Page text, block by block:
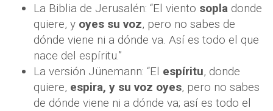
La Biblia de Jerusalén: “El viento sopla donde
quiere, y oyes su voz, pero no sabes de
dónde viene ni a dónde va. Así es todo el que
nace del espíritu.”
La versión Jünemann: “El espíritu, donde
quiere, espira, y su voz oyes, pero no sabes
de dónde viene ni a dónde va; así es todo el